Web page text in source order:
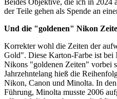
Beides Objektive, die ich in 2024
der Teile gehen als Spende an
Und die "goldenen" Nikon
Korrekter wohl die Zeiten der
Gold". Diese Karton-Farbe ist
Nikons "goldenen Zeiten" vorbei
Jahrzehntelang hieß die
Nikon, Canon und Minolta. In
Führung, Minolta musste 2006